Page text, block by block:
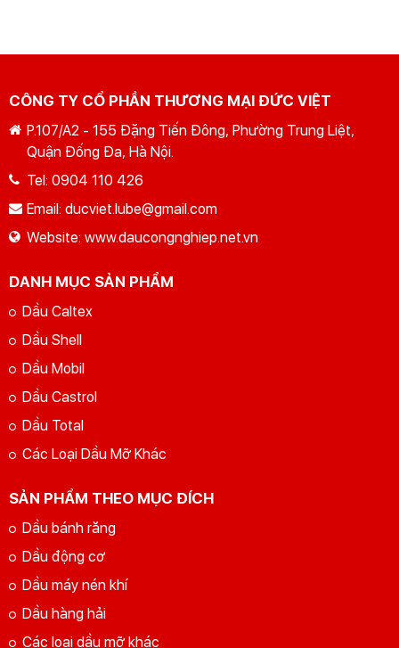
CÔNG TY CỔ PHẦN THƯƠNG MẠI ĐỨC VIỆT
P.107/A2 - 155 Đặng Tiến Đông, Phường Trung Liệt,
Quận Đống Đa, Hà Nội.
Tel: 0904 110 426
Email: ducviet.lube@gmail.com
Website: www.daucongnghiep.net.vn
DANH MỤC SẢN PHẨM
Dầu Caltex
Dầu Shell
Dầu Mobil
Dầu Castrol
Dầu Total
Các Loại Dầu Mỡ Khác
SẢN PHẨM THEO MỤC ĐÍCH
Dầu bánh răng
Dầu động cơ
Dầu máy nén khí
Dầu hàng hải
Các loại dầu mỡ khác